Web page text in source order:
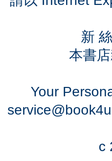
新
本書
Your
c